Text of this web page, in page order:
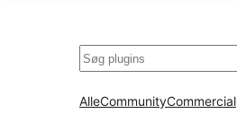
Søg
AlleCommunityCommercial